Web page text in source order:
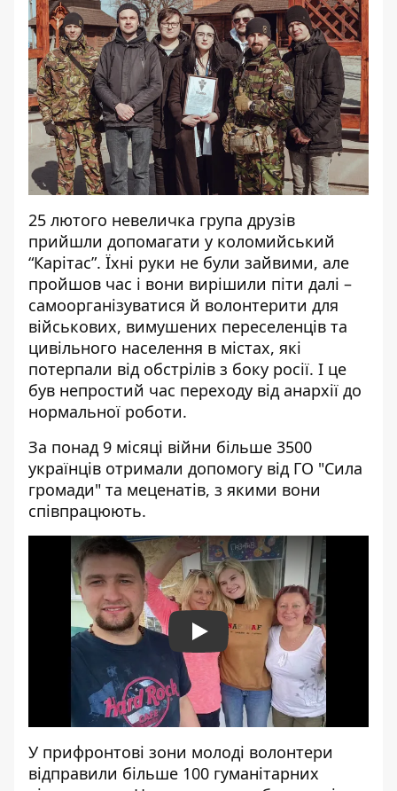
25 лютого невеличка група друзів
прийшли допомагати у коломийський
“Карітас”. Їхні руки не були зайвими, але
пройшов час і вони вирішили піти далі –
самоорганізуватися й волонтерити для
військових, вимушених переселенців та
цивільного населення в містах, які
потерпали від обстрілів з боку росії. І це
був непростий час переходу від анархії до
нормальної роботи.
За понад 9 місяці війни більше 3500
українців отримали допомогу від ГО "Сила
громади" та меценатів, з якими вони
співпрацюють.
Play
У прифронтові зони молоді волонтери
відправили більше 100 гуманітарних